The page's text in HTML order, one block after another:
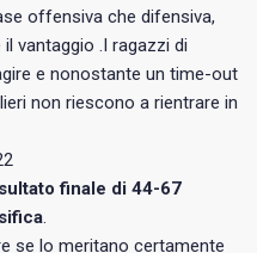
offensiva che difensiva,
vantaggio .I ragazzi di
e nonostante un time-out
non riescono a rientrare in
finale di 44-67
.
se lo meritano certamente